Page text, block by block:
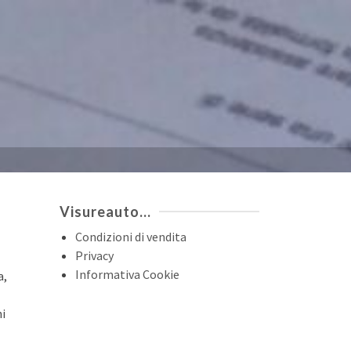
Visureauto…
Condizioni di vendita
Privacy
Informativa Cookie